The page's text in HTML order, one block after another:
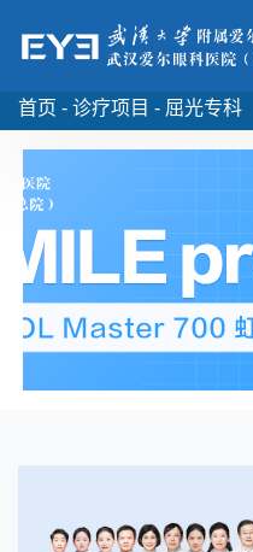
首页 - 诊疗项目 - 屈光专科